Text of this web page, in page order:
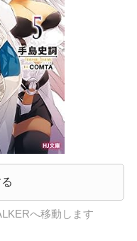
へ移動します